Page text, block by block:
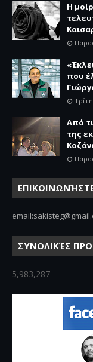
Η
που
Από
της
ΣΥΝΟΛΙΚΈΣ
5,983,287